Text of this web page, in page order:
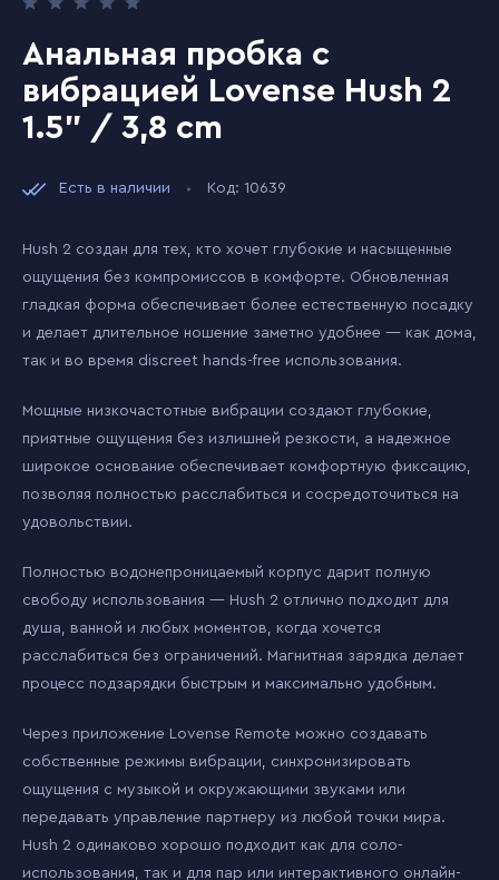
Анальная пробка с
вибрацией Lovense Hush 2
1.5" / 3,8 cm
Есть в наличии Код: 10639
Hush 2 создан для тех, кто хочет глубокие и насыщенные
ощущения без компромиссов в комфорте. Обновленная
гладкая форма обеспечивает более естественную посадку
и делает длительное ношение заметно удобнее — как дома,
так и во время discreet hands-free использования.
Мощные низкочастотные вибрации создают глубокие,
приятные ощущения без излишней резкости, а надежное
широкое основание обеспечивает комфортную фиксацию,
позволяя полностью расслабиться и сосредоточиться на
удовольствии.
Полностью водонепроницаемый корпус дарит полную
свободу использования — Hush 2 отлично подходит для
душа, ванной и любых моментов, когда хочется
расслабиться без ограничений. Магнитная зарядка делает
процесс подзарядки быстрым и максимально удобным.
Через приложение Lovense Remote можно создавать
собственные режимы вибрации, синхронизировать
ощущения с музыкой и окружающими звуками или
передавать управление партнеру из любой точки мира.
Hush 2 одинаково хорошо подходит как для соло-
использования, так и для пар или интерактивного онлайн-